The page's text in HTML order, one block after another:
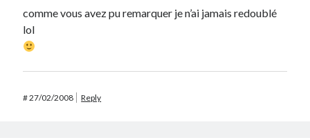
comme vous avez pu remarquer je n’ai jamais redoublé
lol
#27/02/2008 Reply